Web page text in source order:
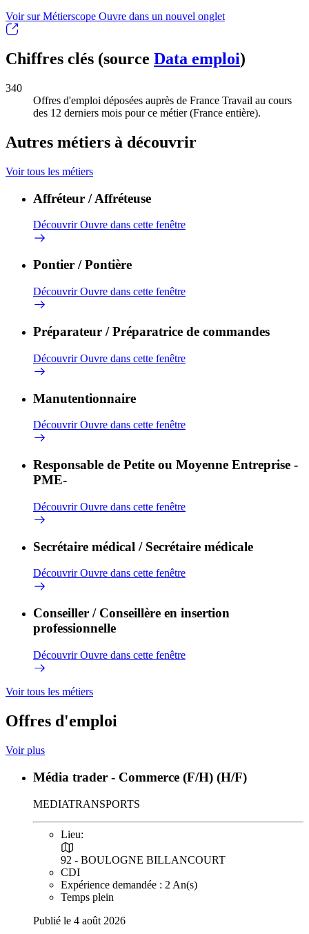
Voir sur Métierscope Ouvre dans un nouvel onglet
Chiffres clés (source Data emploi)
340
Offres d'emploi déposées auprès de France Travail au cours
des 12 derniers mois pour ce métier (France entière).
Autres métiers à découvrir
Voir tous les métiers
Affréteur / Affréteuse
DécouvrirOuvre dans cette fenêtre
Pontier / Pontière
DécouvrirOuvre dans cette fenêtre
Préparateur / Préparatrice de commandes
DécouvrirOuvre dans cette fenêtre
Manutentionnaire
DécouvrirOuvre dans cette fenêtre
Responsable de Petite ou Moyenne Entreprise -
PME-
DécouvrirOuvre dans cette fenêtre
Secrétaire médical / Secrétaire médicale
DécouvrirOuvre dans cette fenêtre
Conseiller / Conseillère en insertion
professionnelle
DécouvrirOuvre dans cette fenêtre
Voir tous les métiers
Offres d'emploi
Voir plus
Média trader - Commerce (F/H) (H/F)
MEDIATRANSPORTS
Lieu:
92 - BOULOGNE BILLANCOURT
CDI
Expérience demandée : 2 An(s)
Temps plein
Publié le 4 août 2026